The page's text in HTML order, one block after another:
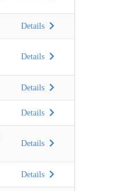
Details
Details
Details
Details
Details
Details